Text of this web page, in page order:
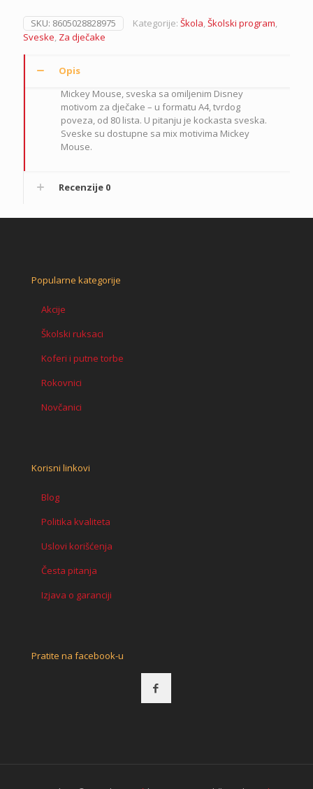
SKU: 8605028828975 Kategorije: Škola,Školski program,
Sveske, Za dječake
Opis
Mickey Mouse, sveska sa omiljenim Disney
motivom za dječake – u formatu A4, tvrdog
poveza, od 80 lista. U pitanju je kockasta sveska.
Sveske su dostupne sa mix motivima Mickey
Mouse.
Recenzije 0
Popularne kategorije
Akcije
Školski ruksaci
Koferi i putne torbe
Rokovnici
Novčanici
Korisni linkovi
Blog
Politika kvaliteta
Uslovi korišćenja
Česta pitanja
Izjava o garanciji
Pratite na facebook-u